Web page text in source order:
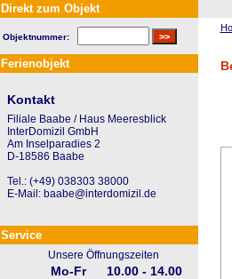
Direkt zum Objekt
Objektnummer:
Ferienobjekt
Kontakt
Filiale Baabe / Haus Meeresblick
InterDomizil GmbH
Am Inselparadies 2
D-18586 Baabe
Tel.: (+49) 038303 38000
E-Mail: baabe@interdomizil.de
Service
Unsere Öffnungszeiten
Mo-Fr 10.00 - 14.00